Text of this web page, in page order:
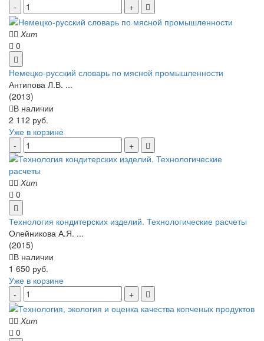
Хит
0
Немецко-русский словарь по мясной промышленности
Антипова Л.В. ...
(2013)
В наличии
2 112 руб.
Уже в корзине
Хит
0
Технология кондитерских изделий. Технологические расчеты
Олейникова А.Я. ...
(2015)
В наличии
1 650 руб.
Уже в корзине
Хит
0